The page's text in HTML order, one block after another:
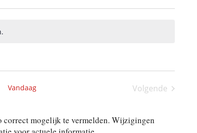
Vandaag
Volgende
correct mogelijk te vermelden. Wijzigingen